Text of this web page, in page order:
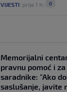
VIJESTI prije 1 h 0
Memorijalni
pravnu pomoć i
saradnike: "Ako
saslušanje, javite